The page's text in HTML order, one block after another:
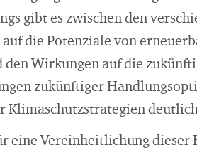
gibt es zwischen den
die Potenziale von
Wirkungen auf die
zukünftiger
eine Vereinheitlichung dieser